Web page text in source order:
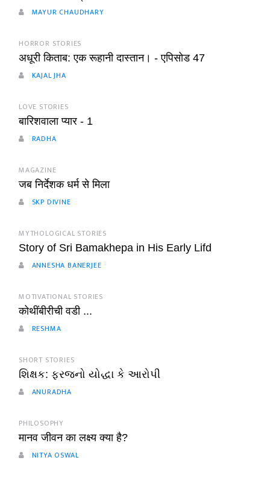
MAYUR CHAUDHARY
HORROR STORIES
अधूरी किताब: एक रूहानी दास्तान। - एपिसोड 47
KAJAL JHA
LOVE STORIES
बारिशवाला प्यार - 1
RADHA
MAGAZINE
जब निर्देशक धर्म से मिला
SKP DIVINE
MYTHOLOGICAL STORIES
Story of Sri Bamakhepa in His Early Lifd
ANNESHA BANERJEE
MOTIVATIONAL STORIES
कोथींबीरीची वडी ...
RESHMA
SHORT STORIES
શિક્ષક: ફરજનો યોદ્ધા કે આરોપી
ANURADHA
PHILOSOPHY
मानव जीवन का लक्ष्य क्या है?
NITYA OSWAL